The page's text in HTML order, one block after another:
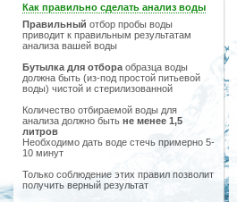
Как правильно сделать анализ воды
Правильный отбор пробы воды
приводит к правильным результатам
анализа вашей воды
Бутылка для отбора образца воды
должна быть (из-под простой питьевой
воды) чистой и стерилизованной
Количество отбираемой воды для
анализа должно быть не менее 1,5
литров
Необходимо дать воде стечь примерно 5-
10 минут
Только соблюдение этих правил позволит
получить верный результат